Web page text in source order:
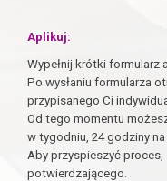
Aplikuj:
Wypełnij krótki formularz
Po wysłaniu formularza
przypisanego Ci
Od tego momentu
w tygodniu, 24 godziny
Aby przyspieszyć
potwierdzającego.